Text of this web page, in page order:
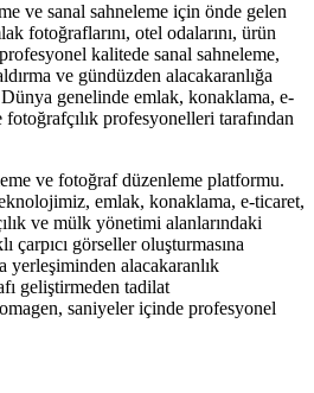
ve sanal sahneleme için önde gelen
fotoğraflarını, otel odalarını, ürün
kalitede sanal sahneleme,
ve gündüzden alacakaranlığa
genelinde emlak, konaklama, e-
profesyonelleri tarafından
ve fotoğraf düzenleme platformu.
emlak, konaklama, e-ticaret,
ve mülk yönetimi alanlarındaki
çarpıcı görseller oluşturmasına
yerleşiminden alacakaranlık
geliştirmeden tadilat
saniyeler içinde profesyonel